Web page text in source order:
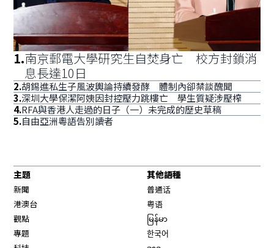
1.南京郵電大學研究生自焚身亡 校方封鎖消
息長達10日
2.胡錫進私生子風波輿論持續發酵 體制內卻禁談醜聞
3.深圳大學保潔阿姨因封控壓力跳樓亡 學生質疑涉壓榨
4.RFA與香港人走過的日子（一）未完成的歷史草稿
5.自由亞洲粵語告別讀者
主題
新聞
港澳台
觀點
專題
其他語種
普通话
粤语
မြန်မာ
한국어